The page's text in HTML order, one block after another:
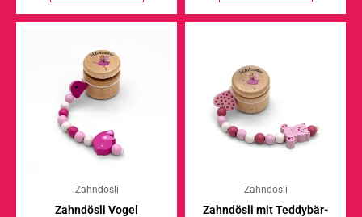
Zahndösli
Zahndösli Vogel
Zahndösli
Zahndösli mit Teddybär-